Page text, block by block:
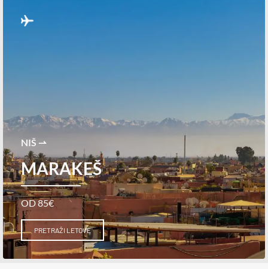
NIŠ ⇀
MARAKEŠ
OD 85€
PRETRAŽI LETOVE